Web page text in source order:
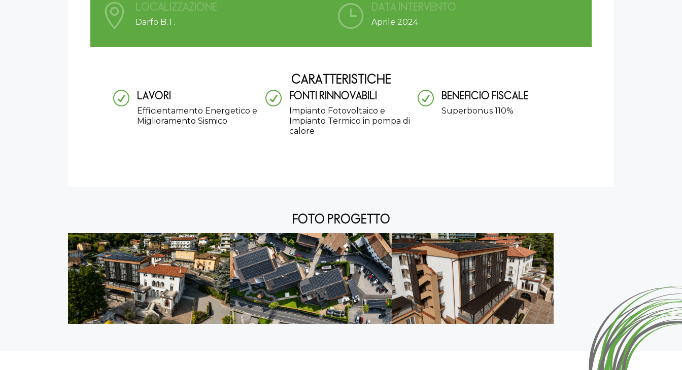
 LOCALIZZAZIONE
Darfo B.T. } DATA INTERVENTO
Aprile 2024
CARATTERISTICHE
R LAVORI
Efficientamento Energetico e
Miglioramento Sismico
R FONTI RINNOVABILI
Impianto Fotovoltaico e
Impianto Termico in pompa di
calore
R BENEFICIO FISCALE
Superbonus 110%
FOTO PROGETTO